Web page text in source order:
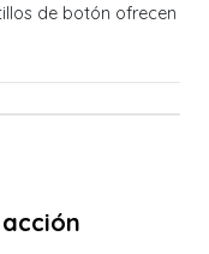
de botón ofrecen